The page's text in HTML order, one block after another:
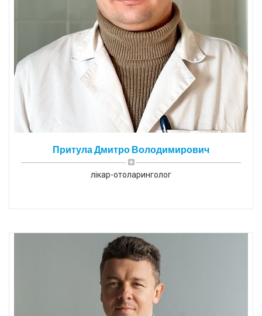
Притула Дмитро Володимирович
лікар-отоларинголог